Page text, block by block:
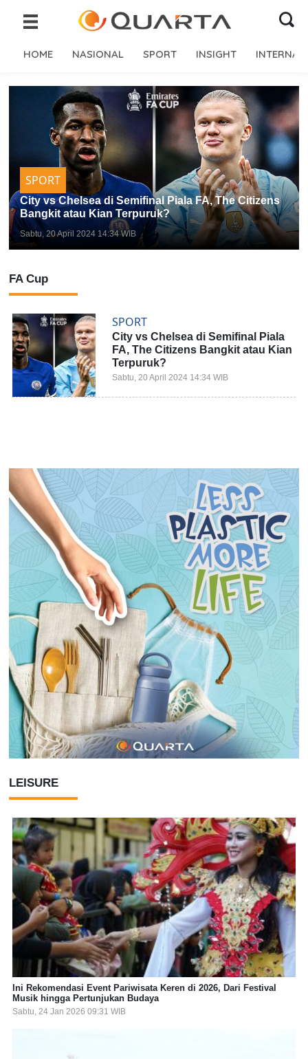
HOME NASIONAL SPORT INSIGHT
SPORT
City vs Chelsea di Semifinal Piala FA, The Citizens
Bangkit atau Kian Terpuruk?
Sabtu, 20 April 2024 14:34 WIB
LEISURE
Ini Rekomendasi Event Pariwisata Keren di 2026, Dari Festival
Musik hingga Pertunjukan Budaya
Sabtu, 24 Jan 2026 09:31 WIB
FA Cup
SPORT
City vs Chelsea di Semifinal Piala
FA, The Citizens Bangkit atau Kian
Terpuruk?
Sabtu, 20 April 2024 14:34 WIB